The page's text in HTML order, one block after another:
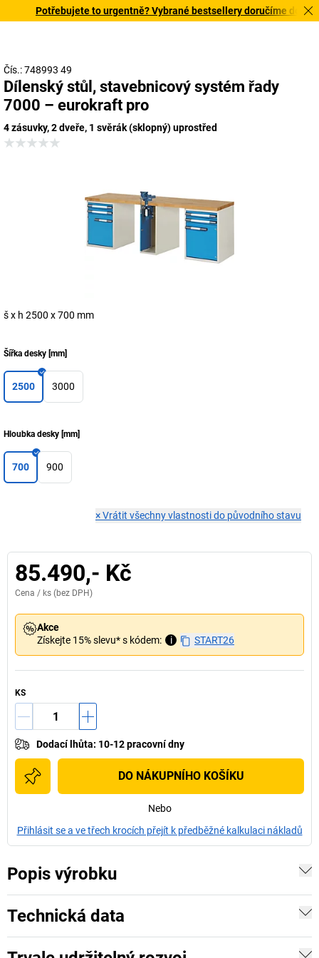
Potřebujete to urgentně? Vybrané bestsellery doručíme do 72
Čís.: 748993 49
Dílenský stůl, stavebnicový systém řady
7000 – eurokraft pro
4 zásuvky, 2 dveře, 1 svěrák (sklopný) uprostřed
š x h 2500 x 700 mm
Šířka desky [mm]
2500 3000
Hloubka desky [mm]
700 900
×Vrátit všechny vlastnosti do původního stavu
85.490,- Kč
Cena / ks (bez DPH)
Akce
Získejte 15% slevu* s kódem:
i START26
KS
Dodací lhůta: 10-12 pracovní dny
DO NÁKUPNÍHO KOŠÍKU
Nebo
Přihlásit se a ve třech krocích přejít k předběžné kalkulaci nákladů
Popis výrobku
Technická data